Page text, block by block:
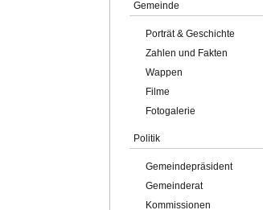
Gemeinde
Porträt & Geschichte
Zahlen und Fakten
Wappen
Filme
Fotogalerie
Politik
Gemeindepräsident
Gemeinderat
Kommissionen